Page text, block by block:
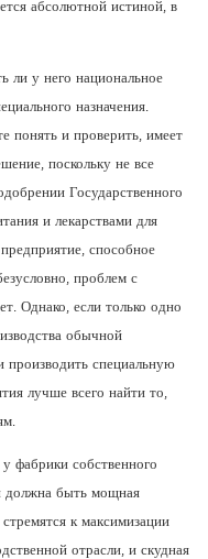
абсолютной истиной, в
ли у него национальное
назначения.
понять и проверить, имеет
поскольку не все
Государственного
и лекарствами для
способное
проблем с
Однако, если только одно
обычной
производить специальную
лучше всего найти то,
фабрики собственного
должна быть мощная
к максимизации
отрасли, и скудная